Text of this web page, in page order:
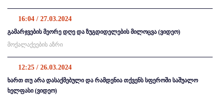
16:04 / 27.03.2024
გამარჯვების მეორე დღე და ზუგდიდელების მილოცვა (ვიდეო)
მოქალაქეების აზრი
12:25 / 26.03.2024
ხართ თუ არა დასაქმებული და რამდენია თქვენს სფეროში საშუალო
ხელფასი (ვიდეო)